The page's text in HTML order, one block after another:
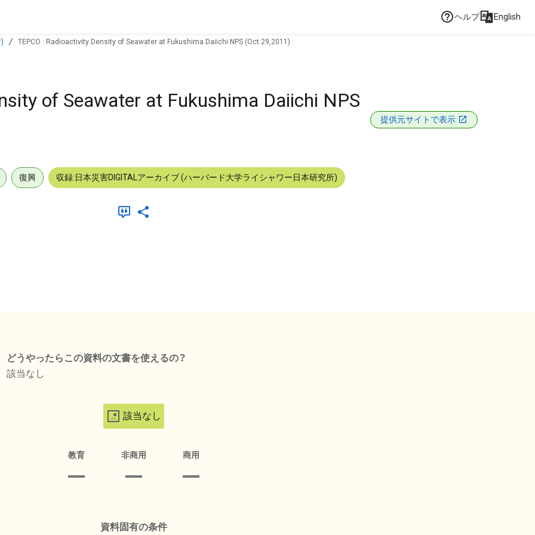
ヘルプ English
TEPCO : Radioactivity Density of Seawater at Fukushima Daiichi NPS (Oct 29,2011)
of Seawater at Fukushima Daiichi NPS
提供元サイトで表示
復興 収録:日本災害DIGITALアーカイブ (ハーバード大学ライシャワー日本研究所)
どうやったらこの資料の文書を使えるの？
該当なし
該当なし
教育 非商用 商用
資料固有の条件